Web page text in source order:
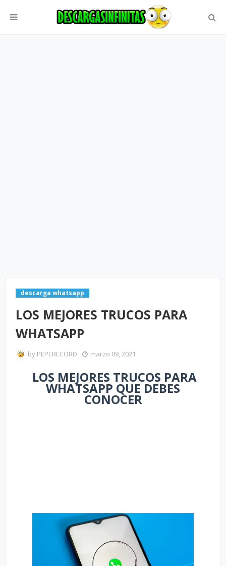
descarga whatsapp
LOS MEJORES TRUCOS PARA
WHATSAPP
by PEPERECORD marzo 09, 2021
LOS MEJORES TRUCOS PARA
WHATSAPP QUE DEBES
CONOCER